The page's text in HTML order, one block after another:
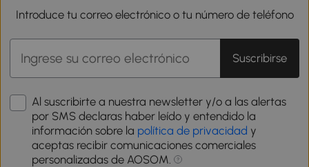
Introduce tu correo electrónico o tu número de teléfono
Suscribirse
Al suscribirte a nuestra newsletter y/o a las alertas
por SMS declaras haber leído y entendido la
información sobre la política de privacidad y
aceptas recibir comunicaciones comerciales
personalizadas de AOSOM.